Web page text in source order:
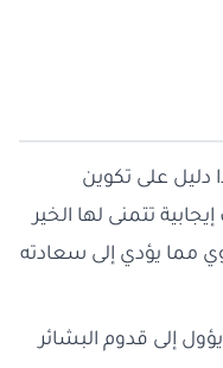
دليل على تكوين
تتمنى لها الخير
مما يؤدي إلى سعادته
إلى قدوم البشائر